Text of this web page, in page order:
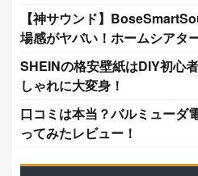
【神サウンド】
場感がヤバい！ホームシアタ
SHEINの格安壁紙はDIY初心
しゃれに大変身！
口コミは本当？バルミューダ
ってみたレビュー！